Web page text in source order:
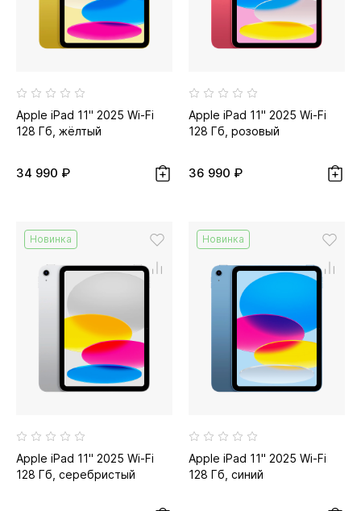
Apple iPad 11" 2025 Wi-Fi
128 Гб, жёлтый
34 990 ₽
Apple iPad 11" 2025 Wi-Fi
128 Гб, розовый
36 990 ₽
Новинка
Apple iPad 11" 2025 Wi-Fi
128 Гб, серебристый
Новинка
Apple iPad 11" 2025 Wi-Fi
128 Гб, синий